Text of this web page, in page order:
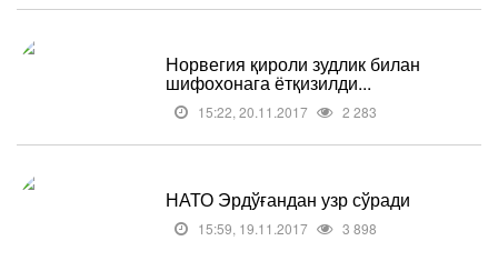
Норвегия қироли зудлик билан
шифохонага ётқизилди...
15:22, 20.11.2017 2 283
НАТО Эрдўғандан узр сўради
15:59, 19.11.2017 3 898